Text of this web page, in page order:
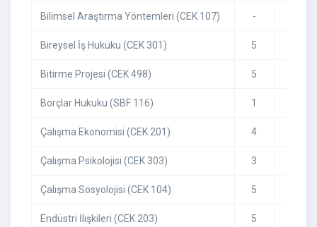
Bilimsel Araştırma Yöntemleri (CEK 107) -
Bireysel İş Hukuku (CEK 301) 5
Bitirme Projesi (CEK 498) 5
Borçlar Hukuku (SBF 116) 1
Çalışma Ekonomisi (CEK 201) 4
Çalışma Psikolojisi (CEK 303) 3
Çalışma Sosyolojisi (CEK 104) 5
Endüstri İlişkileri (CEK 203) 5